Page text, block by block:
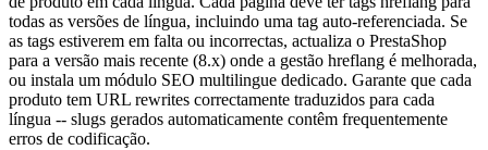
todas as versões de língua, incluindo uma tag auto-referenciada. Se
as tags estiverem em falta ou incorrectas, actualiza o PrestaShop
para a versão mais recente (8.x) onde a gestão hreflang é melhorada,
ou instala um módulo SEO multilingue dedicado. Garante que cada
produto tem URL rewrites correctamente traduzidos para cada
língua -- slugs gerados automaticamente contêm frequentemente
erros de codificação.